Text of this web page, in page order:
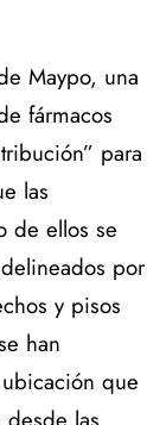
Maypo, una
fármacos
para
las
de ellos se
por
y pisos
han
que